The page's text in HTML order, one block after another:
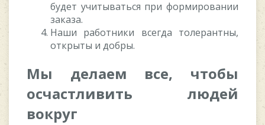
будет учитываться при формировании
заказа.
Наши работники всегда толерантны,
открыты и добры.
Мы делаем все, чтобы
осчастливить людей
вокруг